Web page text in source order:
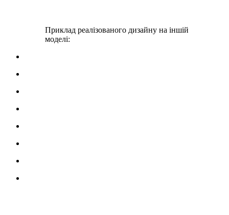
Приклад реалізованого дизайну на іншій
моделі: